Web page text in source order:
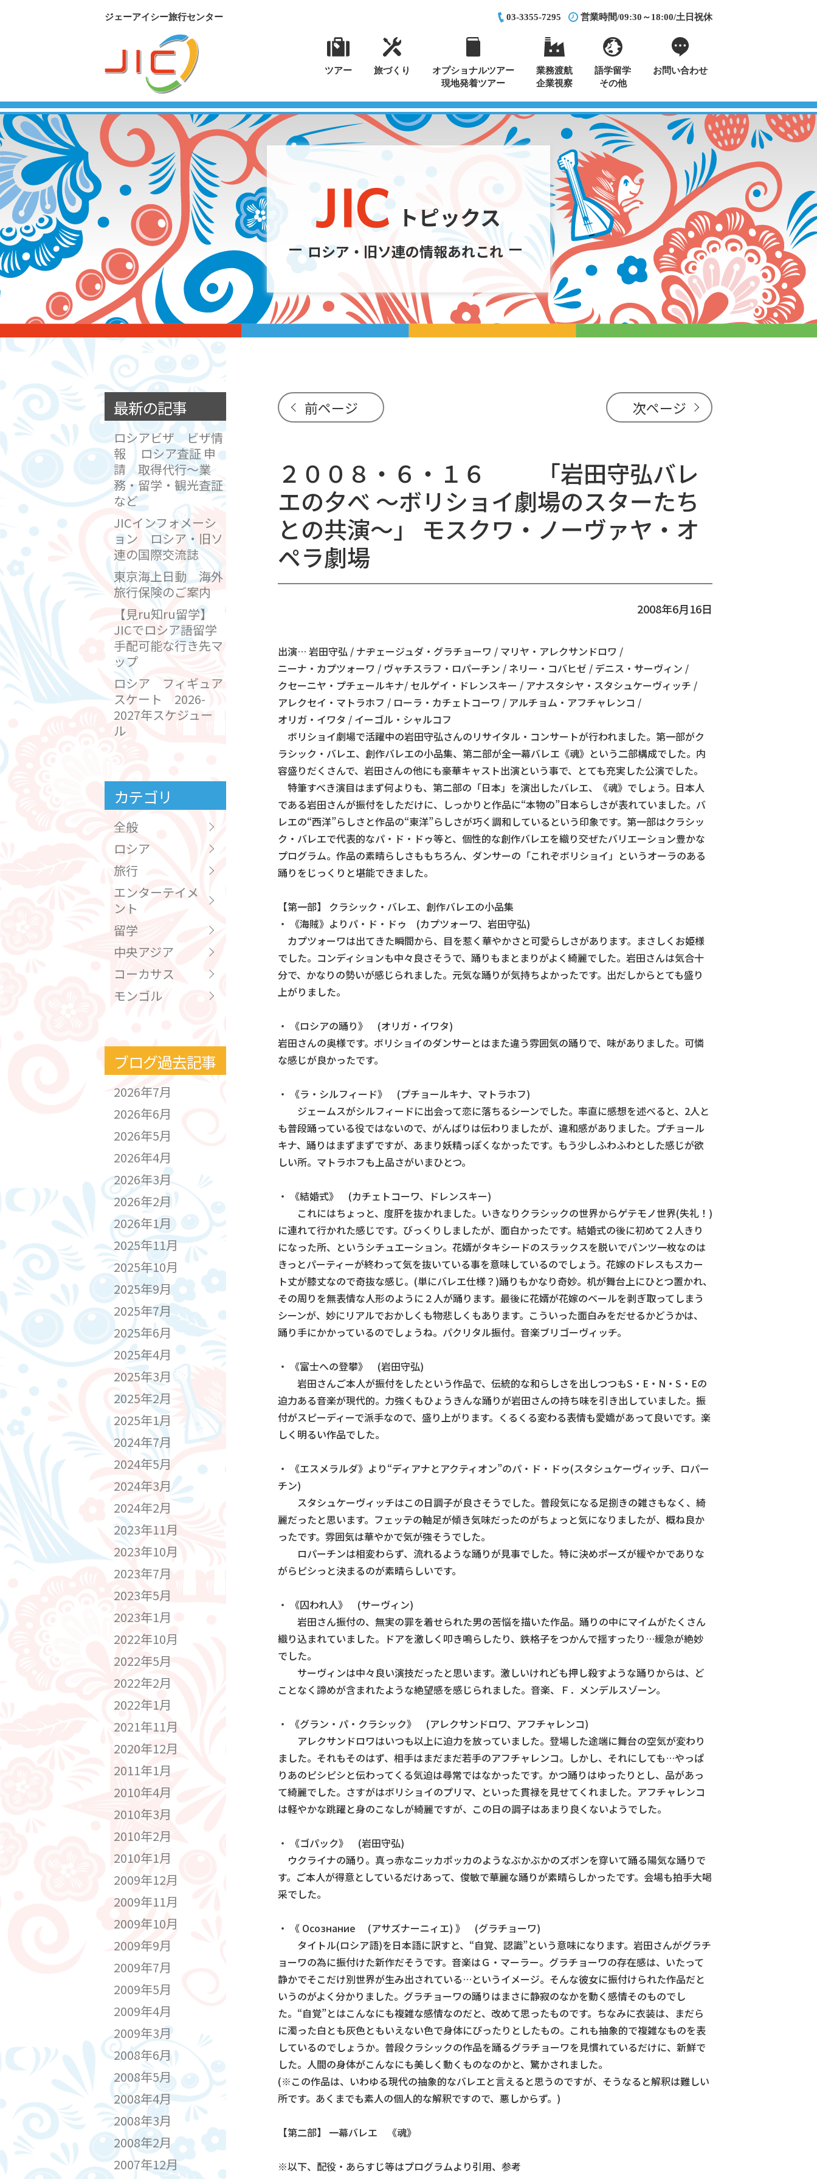
ジェーアイシー旅行センター 03-3355-7295 営業時間/09:30～18:00/土日祝休
ツアー 旅づくり
オプショナルツアー
現地発着ツアー
業務渡航
企業視察
語学留学
その他
お問い合わせ
トピックス
ロシア・旧ソ連の情報あれこれ
前ページ 次ページ
２００８・６・１６ 「岩田守弘バレ
エの夕べ ～ボリショイ劇場のスターたち
との共演～」 モスクワ・ノーヴァヤ・オ
ペラ劇場
2008年6月16日
出演… 岩田守弘 / ナヂェージュダ・グラチョーワ / マリヤ・アレクサンドロワ /
ニーナ・カプツォーワ / ヴャチスラフ・ロパーチン / ネリー・コバヒゼ / デニス・サーヴィン /
クセーニヤ・プチェールキナ/ セルゲイ・ドレンスキー / アナスタシヤ・スタシュケーヴィッチ /
アレクセイ・マトラホフ / ローラ・カチェトコーワ / アルチョム・アフチャレンコ /
オリガ・イワタ / イーゴル・シャルコフ
ボリショイ劇場で活躍中の岩田守弘さんのリサイタル・コンサートが行われました。第一部がク
ラシック・バレエ、創作バレエの小品集、第二部が全一幕バレエ《魂》という二部構成でした。内
容盛りだくさんで、岩田さんの他にも豪華キャスト出演という事で、とても充実した公演でした。
特筆すべき演目はまず何よりも、第二部の「日本」を演出したバレエ、《魂》でしょう。日本人
である岩田さんが振付をしただけに、しっかりと作品に“本物の”日本らしさが表れていました。バ
レエの“西洋”らしさと作品の“東洋”らしさが巧く調和しているという印象です。第一部はクラシッ
ク・バレエで代表的なパ・ド・ドゥ等と、個性的な創作バレエを織り交ぜたバリエーション豊かな
プログラム。作品の素晴らしさももちろん、ダンサーの「これぞボリショイ」というオーラのある
踊りをじっくりと堪能できました。
【第一部】 クラシック・バレエ、創作バレエの小品集
・ 《海賊》よりパ・ド・ドゥ (カプツォーワ、岩田守弘)
カプツォーワは出てきた瞬間から、目を惹く華やかさと可愛らしさがあります。まさしくお姫様
でした。コンディションも中々良さそうで、踊りもまとまりがよく綺麗でした。岩田さんは気合十
分で、かなりの勢いが感じられました。元気な踊りが気持ちよかったです。出だしからとても盛り
上がりました。
・ 《ロシアの踊り》 (オリガ・イワタ)
岩田さんの奥様です。ボリショイのダンサーとはまた違う雰囲気の踊りで、味がありました。可憐
な感じが良かったです。
・ 《ラ・シルフィード》 (プチョールキナ、マトラホフ)
ジェームスがシルフィードに出会って恋に落ちるシーンでした。率直に感想を述べると、2人と
も普段踊っている役ではないので、がんばりは伝わりましたが、違和感がありました。プチョール
キナ、踊りはまずまずですが、あまり妖精っぽくなかったです。もう少しふわふわとした感じが欲
しい所。マトラホフも上品さがいまひとつ。
・ 《結婚式》 (カチェトコーワ、ドレンスキー)
これにはちょっと、度肝を抜かれました。いきなりクラシックの世界からゲテモノ世界(失礼！)
に連れて行かれた感じです。びっくりしましたが、面白かったです。結婚式の後に初めて２人きり
になった所、というシチュエーション。花婿がタキシードのスラックスを脱いでパンツ一枚なのは
きっとパーティーが終わって気を抜いている事を意味しているのでしょう。花嫁のドレスもスカー
ト丈が膝丈なので奇抜な感じ。(単にバレエ仕様？)踊りもかなり奇妙。机が舞台上にひとつ置かれ、
その周りを無表情な人形のように２人が踊ります。最後に花婿が花嫁のベールを剥ぎ取ってしまう
シーンが、妙にリアルでおかしくも物悲しくもあります。こういった面白みをだせるかどうかは、
踊り手にかかっているのでしょうね。パクリタル振付。音楽ブリゴーヴィッチ。
・ 《富士への登攀》 (岩田守弘)
岩田さんご本人が振付をしたという作品で、伝統的な和らしさを出しつつもS・E・N・S・Eの
迫力ある音楽が現代的。力強くもひょうきんな踊りが岩田さんの持ち味を引き出していました。振
付がスピーディーで派手なので、盛り上がります。くるくる変わる表情も愛嬌があって良いです。楽
しく明るい作品でした。
・ 《エスメラルダ》より“ディアナとアクティオン”のパ・ド・ドゥ(スタシュケーヴィッチ、ロパー
チン)
スタシュケーヴィッチはこの日調子が良さそうでした。普段気になる足捌きの雑さもなく、綺
麗だったと思います。フェッテの軸足が傾き気味だったのがちょっと気になりましたが、概ね良か
ったです。雰囲気は華やかで気が強そうでした。
ロパーチンは相変わらず、流れるような踊りが見事でした。特に決めポーズが緩やかでありな
がらピシっと決まるのが素晴らしいです。
・ 《囚われ人》 (サーヴィン)
岩田さん振付の、無実の罪を着せられた男の苦悩を描いた作品。踊りの中にマイムがたくさん
織り込まれていました。ドアを激しく叩き鳴らしたり、鉄格子をつかんで揺すったり…緩急が絶妙
でした。
サーヴィンは中々良い演技だったと思います。激しいけれども押し殺すような踊りからは、ど
ことなく諦めが含まれたような絶望感を感じられました。音楽、Ｆ．メンデルスゾーン。
・ 《グラン・パ・クラシック》 (アレクサンドロワ、アフチャレンコ)
アレクサンドロワはいつも以上に迫力を放っていました。登場した途端に舞台の空気が変わり
ました。それもそのはず、相手はまだまだ若手のアフチャレンコ。しかし、それにしても…やっぱ
りあのピシピシと伝わってくる気迫は尋常ではなかったです。かつ踊りはゆったりとし、品があっ
て綺麗でした。さすがはボリショイのプリマ、といった貫禄を見せてくれました。アフチャレンコ
は軽やかな跳躍と身のこなしが綺麗ですが、この日の調子はあまり良くないようでした。
・ 《ゴパック》 (岩田守弘)
ウクライナの踊り。真っ赤なニッカポッカのようなぶかぶかのズボンを穿いて踊る陽気な踊りで
す。ご本人が得意としているだけあって、俊敏で華麗な踊りが素晴らしかったです。会場も拍手大喝
采でした。
・ 《 Осознание (アサズナーニィエ) 》 (グラチョーワ)
タイトル(ロシア語)を日本語に訳すと、“自覚、認識”という意味になります。岩田さんがグラチ
ョーワの為に振付けた新作だそうです。音楽はＧ・マーラー。グラチョーワの存在感は、いたって
静かでそこだけ別世界が生み出されている…というイメージ。そんな彼女に振付けられた作品だと
いうのがよく分かりました。グラチョーワの踊りはまさに静寂のなかを動く感情そのものでし
た。“自覚”とはこんなにも複雑な感情なのだと、改めて思ったものです。ちなみに衣装は、まだら
に濁った白とも灰色ともいえない色で身体にぴったりとしたもの。これも抽象的で複雑なものを表
しているのでしょうか。普段クラシックの作品を踊るグラチョーワを見慣れているだけに、新鮮で
した。人間の身体がこんなにも美しく動くものなのかと、驚かされました。
(※この作品は、いわゆる現代の抽象的なバレエと言えると思うのですが、そうなると解釈は難しい
所です。あくまでも素人の個人的な解釈ですので、悪しからず。)
【第二部】 一幕バレエ 《魂》
※以下、配役・あらすじ等はプログラムより引用、参考
最新の記事
ロシアビザ ビザ情
報 ロシア査証 申
請 取得代行～業
務・留学・観光査証
など
JICインフォメーシ
ョン ロシア・旧ソ
連の国際交流誌
東京海上日動 海外
旅行保険のご案内
【見ru知ru留学】
JICでロシア語留学
手配可能な行き先マ
ップ
ロシア フィギュア
スケート 2026-
2027年スケジュー
ル
カテゴリ
全般
ロシア
旅行
エンターテイメ
ント
留学
中央アジア
コーカサス
モンゴル
ブログ過去記事
2026年7月
2026年6月
2026年5月
2026年4月
2026年3月
2026年2月
2026年1月
2025年11月
2025年10月
2025年9月
2025年7月
2025年6月
2025年4月
2025年3月
2025年2月
2025年1月
2024年7月
2024年5月
2024年3月
2024年2月
2023年11月
2023年10月
2023年7月
2023年5月
2023年1月
2022年10月
2022年5月
2022年2月
2022年1月
2021年11月
2020年12月
2011年1月
2010年4月
2010年3月
2010年2月
2010年1月
2009年12月
2009年11月
2009年10月
2009年9月
2009年7月
2009年5月
2009年4月
2009年3月
2008年6月
2008年5月
2008年4月
2008年3月
2008年2月
2007年12月